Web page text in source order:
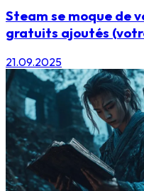
Steam se moque de
gratuits ajoutés
21.09.2025